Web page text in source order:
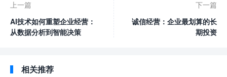
上一篇
AI技术如何重塑企业经营：
从数据分析到智能决策
下一篇
诚信经营：企业最划算的长
期投资
相关推荐